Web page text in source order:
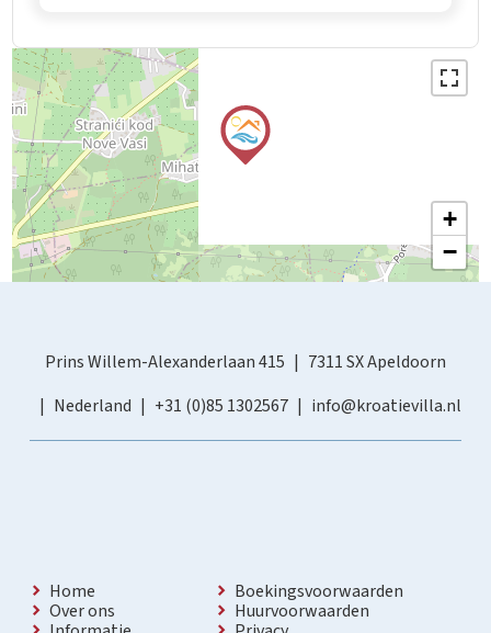
+
−
Prins Willem-Alexanderlaan 415
7311 SX Apeldoorn
Nederland
+31 (0)85 1302567 info@kroatievilla.nl
Home
Over ons
Boekingsvoorwaarden
Huurvoorwaarden